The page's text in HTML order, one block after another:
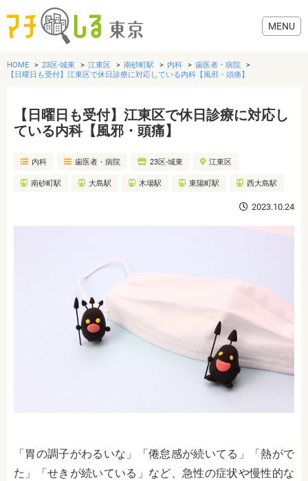
グルメ
美容・健康
HOME 23区-城東 江東区 南砂町駅 内科
歯医者・病院
【日曜日も受付】江東区で休日診療に対応している内科【風邪・頭痛】
【日曜日も受付】江東区で休日診療に対応し
ている内科【風邪・頭痛】
内科 歯医者・病院 23区-城東 江東区
南砂町駅 大島駅 木場駅 東陽町駅 西大島駅
2023.10.24
「胃の調子がわるいな」「倦怠感が続いてる」「熱がで
た」「せきが続いている」など、急性の症状や慢性的な